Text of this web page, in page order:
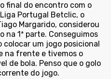
final do encontro com o
Liga Portugal Betclic, o
Margarido, considerou
na 1ª parte. Conseguimos
um jogo posicional
na frente e tivemos o
de bola. Penso que o golo
do jogo.